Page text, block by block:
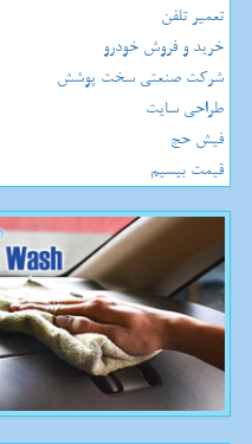
تعمیر تلفن
خرید و فروش خودرو
شرکت صنعتی سخت پوشش
طراحی سایت
فیش حج
قیمت بیسیم